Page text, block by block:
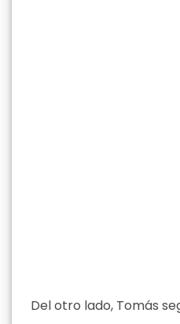
Del otro lado, Tomás